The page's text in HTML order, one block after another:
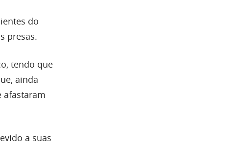
do
presas.
tendo que
ainda
afastaram
a suas